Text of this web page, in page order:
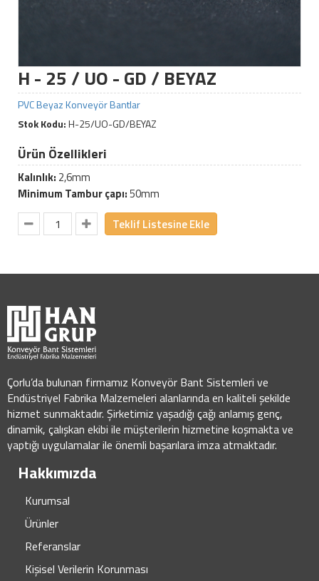
H - 25 / UO - GD / BEYAZ
PVC Beyaz Konveyör Bantlar
Stok Kodu:H-25/UO-GD/BEYAZ
Ürün Özellikleri
Kalınlık: 2,6mm
Minimum Tambur çapı:50mm
Teklif Listesine Ekle
Çorlu’da bulunan firmamız Konveyör Bant Sistemleri ve
Endüstriyel Fabrika Malzemeleri alanlarında en kaliteli şekilde
hizmet sunmaktadır. Şirketimiz yaşadığı çağı anlamış genç,
dinamik, çalışkan ekibi ile müşterilerin hizmetine koşmakta ve
yaptığı uygulamalar ile önemli başarılara imza atmaktadır.
Hakkımızda
Kurumsal
Ürünler
Referanslar
Kişisel Verilerin Korunması